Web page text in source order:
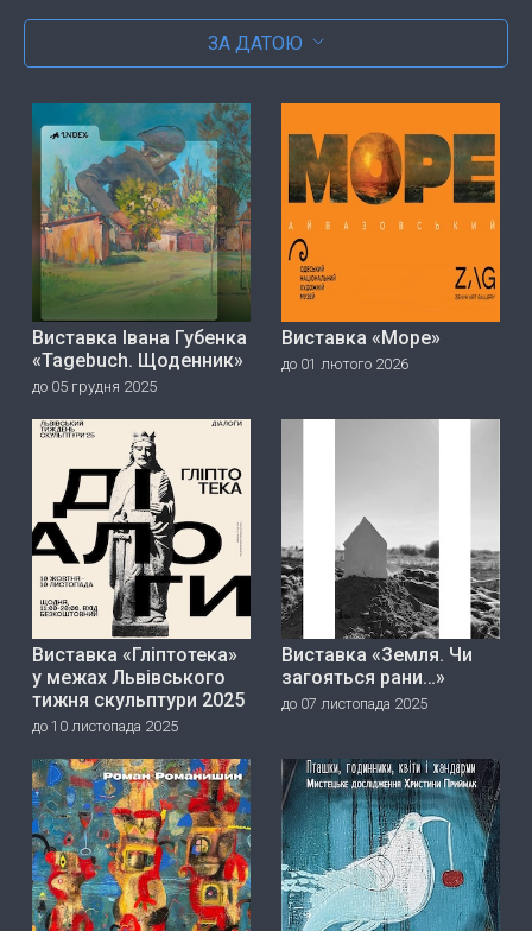
ЗА ДАТОЮ
Виставка Івана Губенка
«Tagebuch. Щоденник»
до 05 грудня 2025
Виставка «Море»
до 01 лютого 2026
Виставка «Гліптотека»
у межах Львівського
тижня скульптури 2025
до 10 листопада 2025
Виставка «Земля. Чи
загояться рани…»
до 07 листопада 2025